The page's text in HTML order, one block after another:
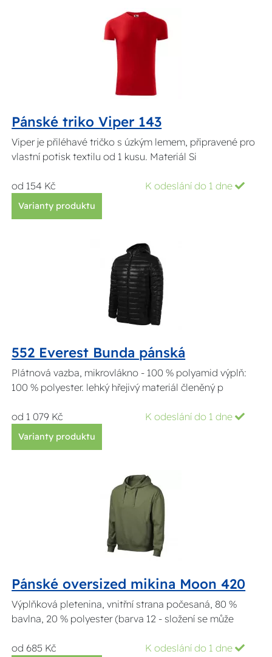
Pánské triko Viper 143
Viper je přiléhavé tričko s úzkým lemem, připravené pro
vlastní potisk textilu od 1 kusu. Materiál Si
od 154 Kč K odeslání do 1 dne
Varianty produktu
552 Everest Bunda pánská
Plátnová vazba, mikrovlákno - 100 % polyamid výplň:
100 % polyester. lehký hřejivý materiál členěný p
od 1 079 Kč K odeslání do 1 dne
Varianty produktu
Pánské oversized mikina Moon 420
Výplňková pletenina, vnitřní strana počesaná, 80 %
bavlna, 20 % polyester (barva 12 - složení se může
od 685 Kč K odeslání do 1 dne